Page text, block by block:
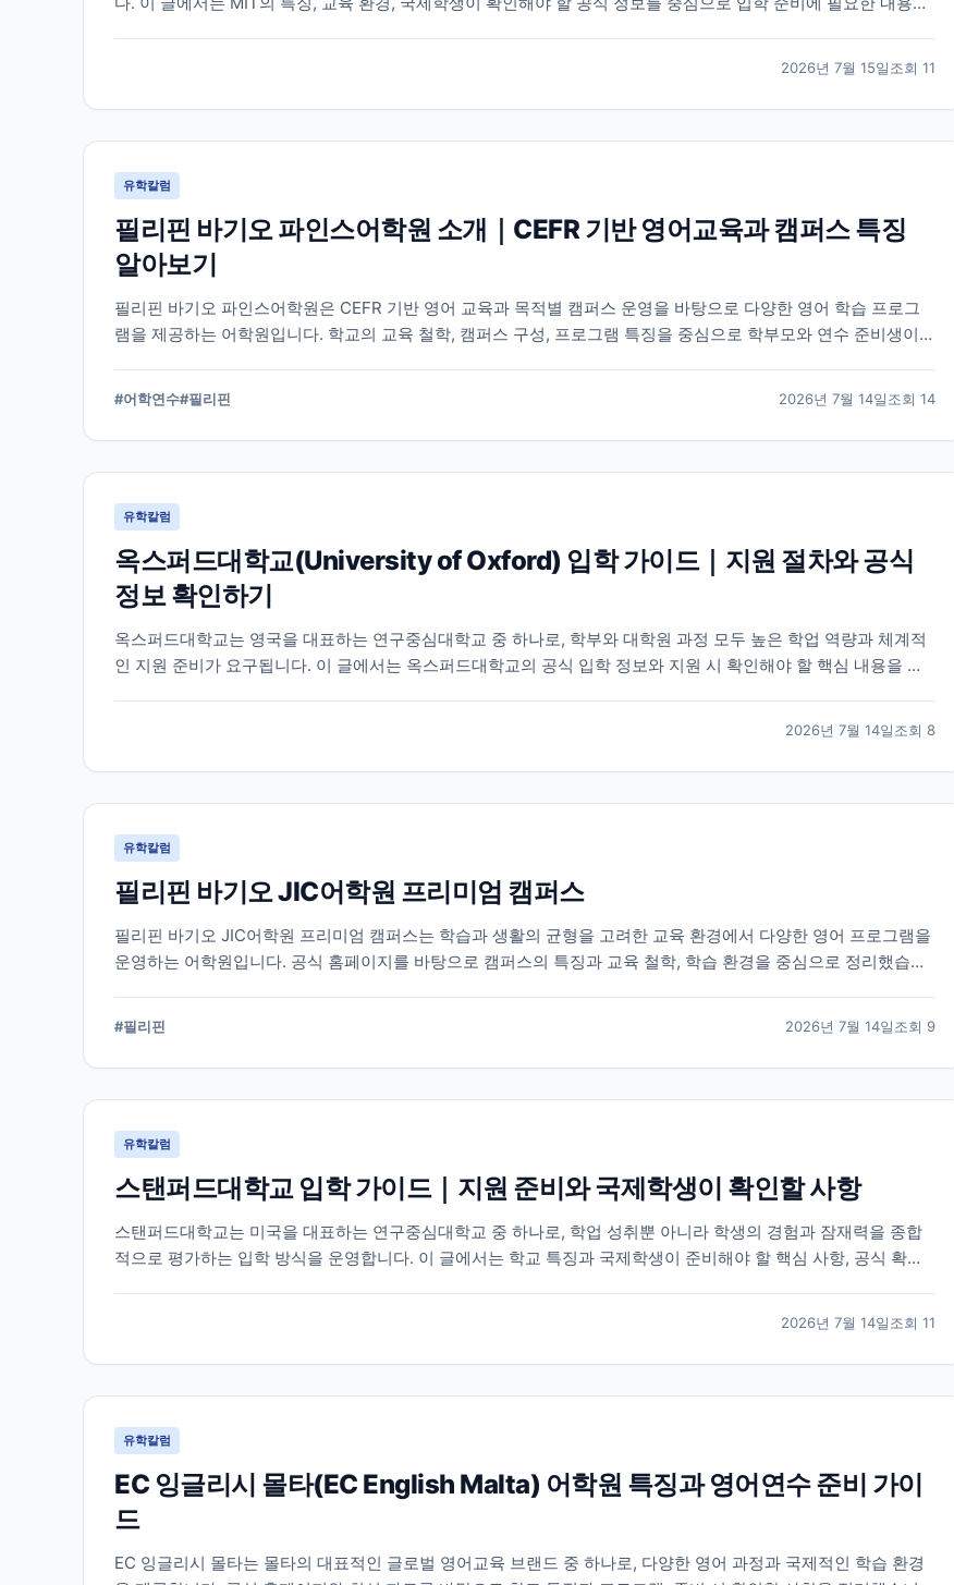
2026년 7월 15일조회 11
유학칼럼
필리핀 바기오 파인스어학원 소개｜CEFR 기반 영어교육과 캠퍼스 특징
알아보기
필리핀 바기오 파인스어학원은 CEFR 기반 영어 교육과 목적별 캠퍼스 운영을 바탕으로 다양한 영어 학습 프로그
램을 제공하는 어학원입니다. 학교의 교육 철학, 캠퍼스 구성, 프로그램 특징을 중심으로 학부모와 연수 준비생이
#어학연수#필리핀 2026년 7월 14일조회 14
유학칼럼
옥스퍼드대학교(University of Oxford) 입학 가이드｜지원 절차와 공식
정보 확인하기
옥스퍼드대학교는 영국을 대표하는 연구중심대학교 중 하나로, 학부와 대학원 과정 모두 높은 학업 역량과 체계적
인 지원 준비가 요구됩니다. 이 글에서는 옥스퍼드대학교의 공식 입학 정보와 지원 시 확인해야 할 핵심 내용을 정
2026년 7월 14일조회 8
유학칼럼
필리핀 바기오 JIC어학원 프리미엄 캠퍼스
필리핀 바기오 JIC어학원 프리미엄 캠퍼스는 학습과 생활의 균형을 고려한 교육 환경에서 다양한 영어 프로그램을
운영하는 어학원입니다. 공식 홈페이지를 바탕으로 캠퍼스의 특징과 교육 철학, 학습 환경을 중심으로 정리했습니
#필리핀 2026년 7월 14일조회 9
유학칼럼
스탠퍼드대학교 입학 가이드｜지원 준비와 국제학생이 확인할 사항
스탠퍼드대학교는 미국을 대표하는 연구중심대학교 중 하나로, 학업 성취뿐 아니라 학생의 경험과 잠재력을 종합
적으로 평가하는 입학 방식을 운영합니다. 이 글에서는 학교 특징과 국제학생이 준비해야 할 핵심 사항, 공식 확인
2026년 7월 14일조회 11
유학칼럼
EC 잉글리시 몰타(EC English Malta) 어학원 특징과 영어연수 준비 가이
드
EC 잉글리시 몰타는 몰타의 대표적인 글로벌 영어교육 브랜드 중 하나로, 다양한 영어 과정과 국제적인 학습 환경